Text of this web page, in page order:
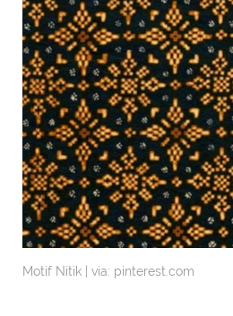
Motif Nitik | via: pinterest.com